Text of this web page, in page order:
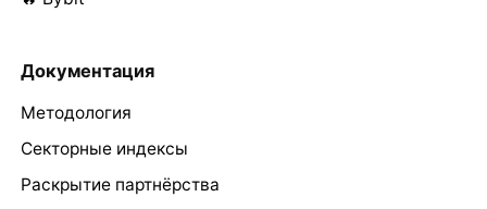
Документация
Методология
Секторные индексы
Раскрытие партнёрства